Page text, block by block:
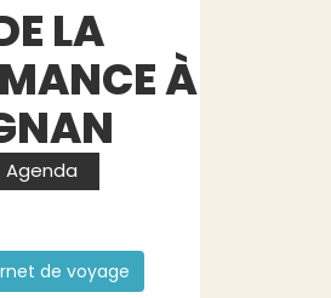
LA
À
Agenda
de voyage